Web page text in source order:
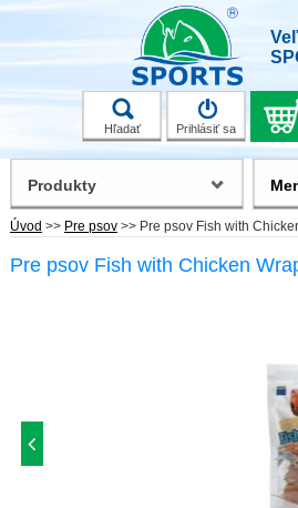
Hľadať Prihlásiť sa
Úvod >> Pre psov >> Pre psov Fish with
Pre psov Fish with Chicken
Produkty